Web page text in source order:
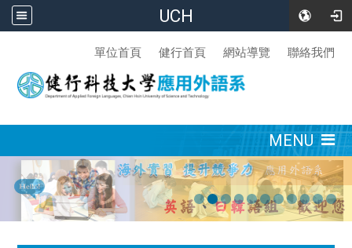
UCH
單位首頁 健行首頁 網站導覽 聯絡我們
MENU